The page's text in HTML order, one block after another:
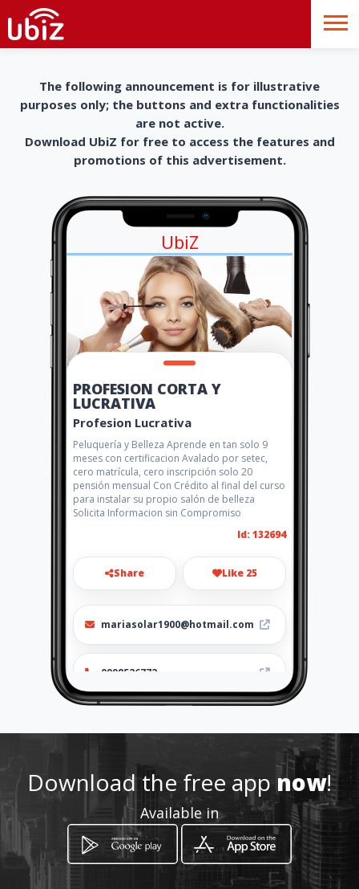
The following announcement is for illustrative
purposes only; the buttons and extra functionalities
are not active.
Download UbiZ for free to access the features and
promotions of this advertisement.
UbiZ
PROFESION CORTA Y
LUCRATIVA
Profesion Lucrativa
Peluquería y Belleza Aprende en tan solo 9
meses con certificacion Avalado por setec,
cero matrícula, cero inscripción solo 20
pensión mensual Con Crédito al final del curso
para instalar su propio salón de belleza
Solicita Informacion sin Compromiso
Id: 132694
Share Like 25
mariasolar1900@hotmail.com
0998526772
esion-corta
Location
Download the free appnow!
Available in